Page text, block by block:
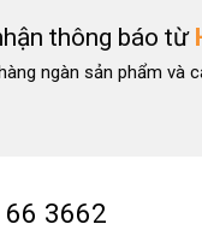
thông báo từ
ngàn sản phẩm và
3662